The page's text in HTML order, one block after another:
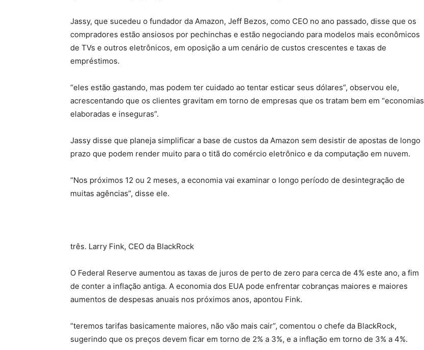
Jassy, ​​que sucedeu o fundador da Amazon, Jeff Bezos, como CEO no ano passado, disse que os
compradores estão ansiosos por pechinchas e estão negociando para modelos mais econômicos
de TVs e outros eletrônicos, em oposição a um cenário de custos crescentes e taxas de
empréstimos.
“eles estão gastando, mas podem ter cuidado ao tentar esticar seus dólares”, observou ele,
acrescentando que os clientes gravitam em torno de empresas que os tratam bem em “economias
elaboradas e inseguras”.
Jassy disse que planeja simplificar a base de custos da Amazon sem desistir de apostas de longo
prazo que podem render muito para o titã do comércio eletrônico e da computação em nuvem.
“Nos próximos 12 ou 2 meses, a economia vai examinar o longo período de desintegração de
muitas agências”, disse ele.
três. Larry Fink, CEO da BlackRock
O Federal Reserve aumentou as taxas de juros de perto de zero para cerca de 4% este ano, a fim
de conter a inflação antiga. A economia dos EUA pode enfrentar cobranças maiores e maiores
aumentos de despesas anuais nos próximos anos, apontou Fink.
“teremos tarifas basicamente maiores, não vão mais cair”, comentou o chefe da BlackRock,
sugerindo que os preços devem ficar em torno de 2% a 3%, e a inflação em torno de 3% a 4%.